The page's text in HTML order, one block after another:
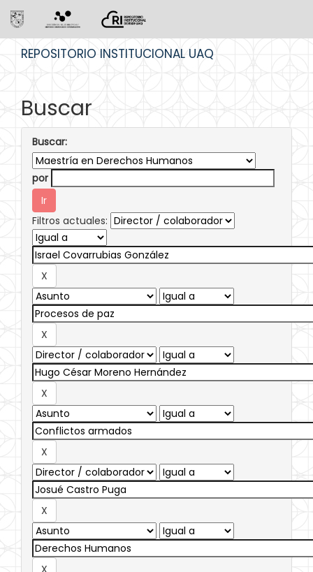
REPOSITORIO INSTITUCIONAL UAQ
Buscar
Buscar:
por
Filtros actuales: